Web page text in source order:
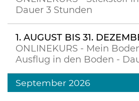
Dauer 3 Stunden
1. AUGUST BIS 31.
ONLINEKURS - Mein
Ausflug in den Boden -
September 2026